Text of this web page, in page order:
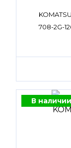
708-2G-
В наличии